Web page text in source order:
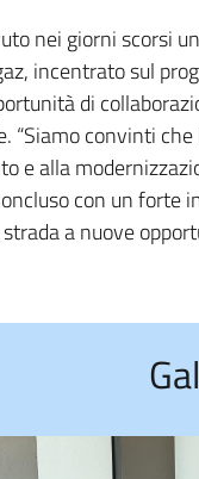
nei giorni scorsi
incentrato sul
di
“Siamo convinti
e alla
con un forte
a nuove